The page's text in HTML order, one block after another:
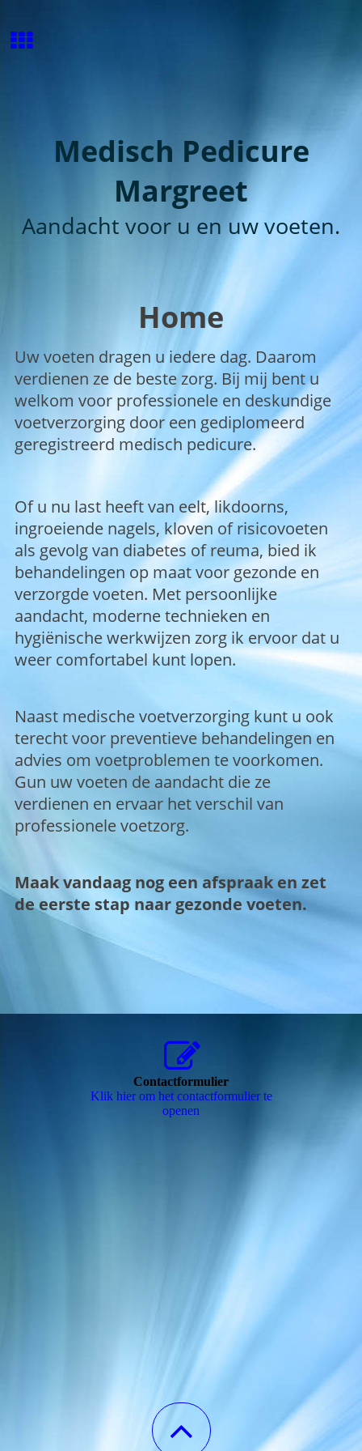
Medisch Pedicure
Margreet
Aandacht voor u en uw voeten.
Home
Uw voeten dragen u iedere dag. Daarom
verdienen ze de beste zorg. Bij mij bent u
welkom voor professionele en deskundige
voetverzorging door een gediplomeerd
geregistreerd medisch pedicure.
Of u nu last heeft van eelt, likdoorns,
ingroeiende nagels, kloven of risicovoeten
als gevolg van diabetes of reuma, bied ik
behandelingen op maat voor gezonde en
verzorgde voeten. Met persoonlijke
aandacht, moderne technieken en
hygiënische werkwijzen zorg ik ervoor dat u
weer comfortabel kunt lopen.
Naast medische voetverzorging kunt u ook
terecht voor preventieve behandelingen en
advies om voetproblemen te voorkomen.
Gun uw voeten de aandacht die ze
verdienen en ervaar het verschil van
professionele voetzorg.
Maak vandaag nog een afspraak en zet
de eerste stap naar gezonde voeten.
Contactformulier
Klik hier om het contactformulier te
openen